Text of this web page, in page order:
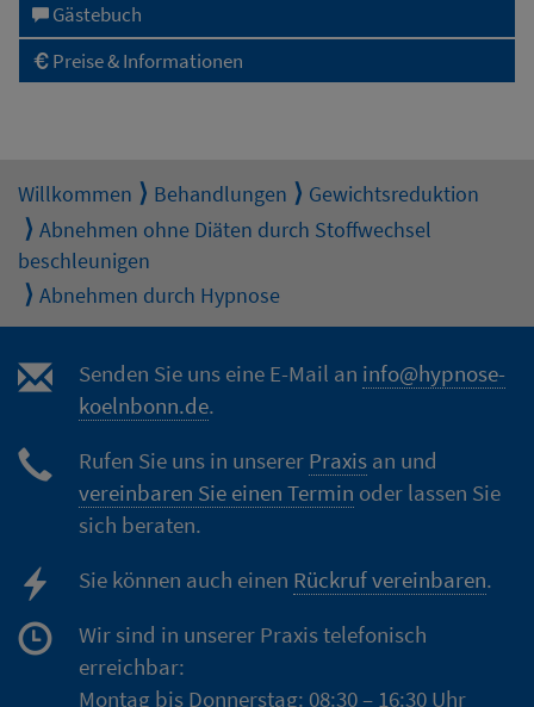
Gästebuch
Preise & Informationen
Willkommen Behandlungen
Gewichtsreduktion
Abnehmen ohne Diäten durch Stoffwechsel
beschleunigen
Abnehmen durch Hypnose
Senden Sie uns eine E-Mail an info@hypnose-
koelnbonn.de.
Rufen Sie uns in unserer Praxis an und
vereinbaren Sie einen Termin oder lassen Sie
sich beraten.
Sie können auch einen Rückruf vereinbaren.
Wir sind in unserer Praxis telefonisch
erreichbar:
Montag bis Donnerstag: 08:30 – 16:30 Uhr